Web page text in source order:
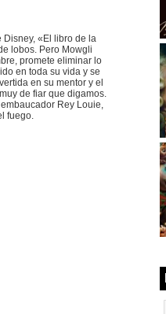
«El libro de la
lobos. Pero Mowgli
promete eliminar lo
en toda su vida y se
en su mentor y el
de fiar que digamos.
Rey Louie,
fuego.